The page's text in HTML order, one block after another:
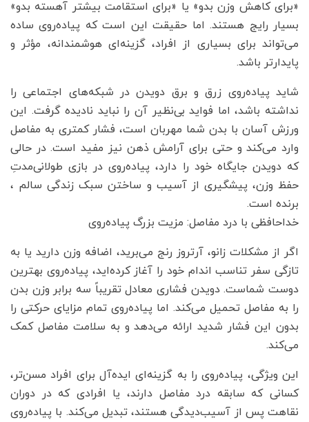
«برای کاهش وزن بدو» یا «برای استقامت بیشتر آهسته بدو»
بسیار رایج هستند. اما حقیقت این است که پیاده‌روی ساده
می‌تواند برای بسیاری از افراد، گزینه‌ای هوشمندانه، مؤثر و
پایدارتر باشد.
شاید پیاده‌روی زرق و برق دویدن در شبکه‌های اجتماعی را
نداشته باشد، اما فواید بی‌نظیر آن را نباید نادیده گرفت. این
ورزش آسان با بدن شما مهربان است، فشار کمتری به مفاصل
وارد می‌کند و حتی برای آرامش ذهن نیز مفید است. در حالی
که دویدن جایگاه خود را دارد، پیاده‌روی در بازی طولانی‌مدتِ
حفظ وزن، پیشگیری از آسیب و ساختن سبک زندگی سالم ،
برنده است.
خداحافظی با درد مفاصل: مزیت بزرگ پیاده‌روی
اگر از مشکلات زانو، آرتروز رنج می‌برید، اضافه وزن دارید یا به
تازگی سفر تناسب اندام خود را آغاز کرده‌اید، پیاده‌روی بهترین
دوست شماست. دویدن فشاری معادل تقریباً سه برابر وزن بدن
را به مفاصل تحمیل می‌کند. اما پیاده‌روی تمام مزایای حرکتی را
بدون این فشار شدید ارائه می‌دهد و به سلامت مفاصل کمک
می‌کند.
این ویژگی، پیاده‌روی را به گزینه‌ای ایده‌آل برای افراد مسن‌تر،
کسانی که سابقه درد مفاصل دارند، یا افرادی که در دوران
نقاهت پس از آسیب‌دیدگی هستند، تبدیل می‌کند. با پیاده‌روی